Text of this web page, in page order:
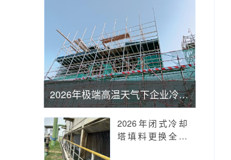
2026年极端高温天气下企业冷却系统如何突围？深度解析高温冷却塔维修厂家的技术壁垒与高温冷却塔维修厂家的服务价值：从耐高温材料选型到极端工况运维，全面拆解如何筛选出真正能扛住40℃+酷暑考验的高温冷却
2026年闭式冷却
塔填料更换全指